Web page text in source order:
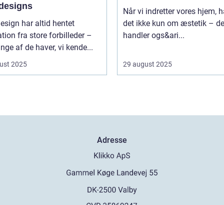
har altid hentet
fra store forbilleder –
af de haver, vi kende...
2025
Når vi indretter vores hjem,
det ikke kun om æstetik –
handler ogs&ari...
29 august 2025
Adresse